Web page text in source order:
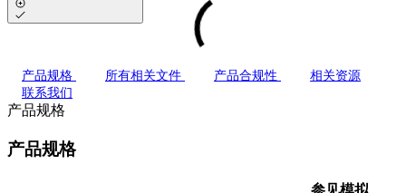
产品规格 所有相关文件 产品合规性
相关资源
联系我们
产品规格
产品规格
参见模拟